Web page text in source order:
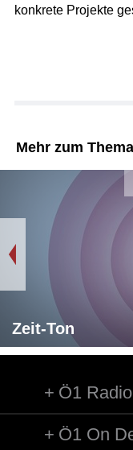
konkrete Projekte
Mehr zum Thema
Zeit-Ton
Ö1 Radio
Ö1 On